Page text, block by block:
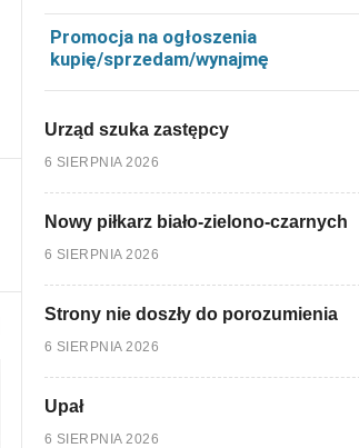
Promocja na ogłoszenia
kupię/sprzedam/wynajmę
Urząd szuka zastępcy
6 SIERPNIA 2026
Nowy piłkarz biało-zielono-czarnych
6 SIERPNIA 2026
Strony nie doszły do porozumienia
6 SIERPNIA 2026
Upał
6 SIERPNIA 2026